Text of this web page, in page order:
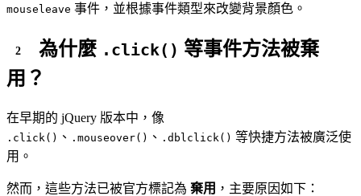
mouseleave 事件，並根據事件類型來改變背景顏色。
為什麼 .click() 等事件方法被棄
用？
在早期的 jQuery 版本中，像
.click() 、 .mouseover() 、 .dblclick() 等快捷方法被廣泛使
用。
然而，這些方法已被官方標記為 棄用 ，主要原因如下：